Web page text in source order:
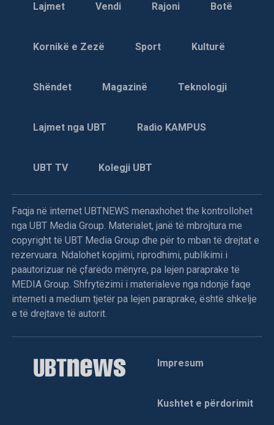
Lajmet Vendi Rajoni Botë
Kornikë e Zezë Sport Kulturë
Shëndet Magazinë Teknologji
Lajmet nga UBT Radio KAMPUS
UBT TV Kolegji UBT
Faqja në internet UBTNEWS menaxhohet the kontrollohet
nga UBT Media Group. Materialet, janë të mbrojtura me
copyright të UBT Media Group dhe për to mban të drejtat e
rezervuara. Ndalohet kopjimi, riprodhimi, publikimi i
paautorizuar në çfarëdo mënyre, pa lejen paraprake të
MEDIA Group. Shfrytëzimi i materialeve nga ndonjë faqe
interneti a medium tjetër pa lejen paraprake, është shkelje
e të drejtave të autorit.
Impresum
Kushtet e përdorimit